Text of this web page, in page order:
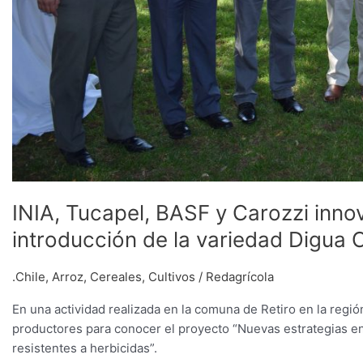
INIA, Tucapel, BASF y Carozzi
introducción de la variedad Digua
.Chile, Arroz, Cereales, Cultivos / Redagrícola
En una actividad realizada en la comuna de Retiro en la
productores para conocer el proyecto “Nuevas estrategias
resistentes a herbicidas”.
Digua
CL